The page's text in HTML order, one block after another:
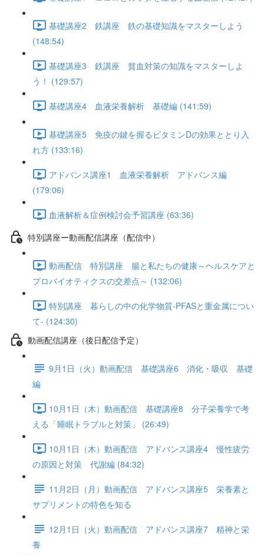
基礎講座2 鉄講座 鉄の基礎知識をマスターしよう
(148:54)
基礎講座3 鉄講座 貧血対策の知識をマスターしよ
う！ (129:57)
基礎講座4 血液栄養解析 基礎編 (141:59)
基礎講座5 免疫の鍵を握るビタミンDの効果ととり入
れ方 (133:16)
アドバンス講座1 血液栄養解析 アドバンス編
(179:06)
血液解析＆症例検討会予習講座 (63:36)
特別講座ー動画配信講座（配信中）
動画配信 特別講座 腸と私たちの健康～ヘルスケアと
プロバイオティクスの交差点～ (132:06)
特別講座 暮らしの中の化学物質-PFASと重金属につい
て- (124:30)
動画配信講座（後日配信予定）
9月1日（火）動画配信 基礎講座6 消化・吸収 基礎
編
10月1日（木）動画配信 基礎講座8 分子栄養学で考
える「睡眠トラブルと対策」 (26:49)
10月1日（木）動画配信 アドバンス講座4 慢性疲労
の原因と対策 代謝編 (84:32)
11月2日（月）動画配信 アドバンス講座5 栄養素と
サプリメントの特色を知る
12月1日（火）動画配信 アドバンス講座7 精神と栄
養